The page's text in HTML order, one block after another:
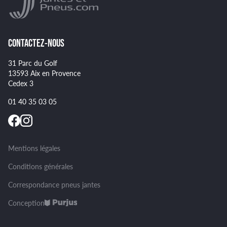
Spécificités pour certains pneus
CONTACTEZ-NOUS
31 Parc du Golf
13593 Aix en Provence
Cedex 3
01 40 35 03 05
Mentions légales
Conditions générales
Correspondance pneus jantes
Conception